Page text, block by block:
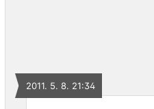
2011. 5. 8. 21:34